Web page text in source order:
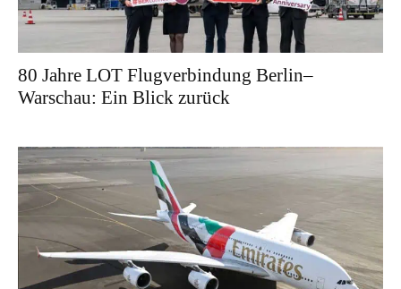
80 Jahre LOT Flugverbindung Berlin–
Warschau: Ein Blick zurück